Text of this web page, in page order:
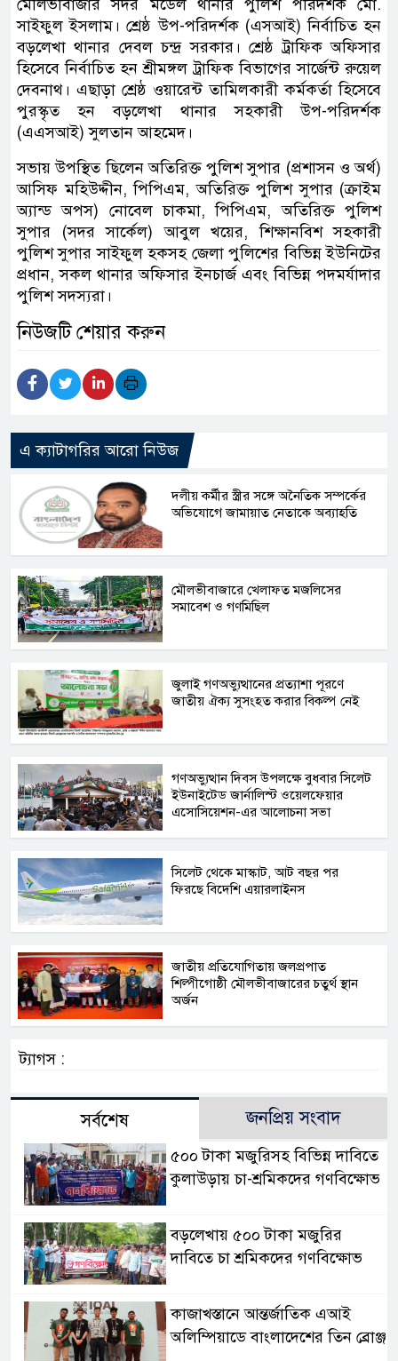
মৌলভীবাজার সদর মডেল থানার পুলিশ পরিদর্শক মো.
সাইফুল ইসলাম। শ্রেষ্ঠ উপ-পরিদর্শক (এসআই) নির্বাচিত হন
বড়লেখা থানার দেবল চন্দ্র সরকার। শ্রেষ্ঠ ট্রাফিক অফিসার
হিসেবে নির্বাচিত হন শ্রীমঙ্গল ট্রাফিক বিভাগের সার্জেন্ট রুয়েল
দেবনাথ। এছাড়া শ্রেষ্ঠ ওয়ারেন্ট তামিলকারী কর্মকর্তা হিসেবে
পুরস্কৃত হন বড়লেখা থানার সহকারী উপ-পরিদর্শক
(এএসআই) সুলতান আহমেদ।
সভায় উপস্থিত ছিলেন অতিরিক্ত পুলিশ সুপার (প্রশাসন ও অর্থ)
আসিফ মহিউদ্দীন, পিপিএম, অতিরিক্ত পুলিশ সুপার (ক্রাইম
অ্যান্ড অপস) নোবেল চাকমা, পিপিএম, অতিরিক্ত পুলিশ
সুপার (সদর সার্কেল) আবুল খয়ের, শিক্ষানবিশ সহকারী
পুলিশ সুপার সাইফুল হকসহ জেলা পুলিশের বিভিন্ন ইউনিটের
প্রধান, সকল থানার অফিসার ইনচার্জ এবং বিভিন্ন পদমর্যাদার
পুলিশ সদস্যরা।
নিউজটি শেয়ার করুন
এ ক্যাটাগরির আরো নিউজ
দলীয় কর্মীর স্ত্রীর সঙ্গে অনৈতিক সম্পর্কের
অভিযোগে জামায়াত নেতাকে অব্যাহতি
মৌলভীবাজারে খেলাফত মজলিসের
সমাবেশ ও গণমিছিল
জুলাই গণঅভ্যুত্থানের প্রত্যাশা পূরণে
জাতীয় ঐক্য সুসংহত করার বিকল্প নেই
গণঅভ্যুত্থান দিবস উপলক্ষে বুধবার সিলেট
ইউনাইটেড জার্নালিস্ট ওয়েলফেয়ার
এসোসিয়েশন-এর আলোচনা সভা
সিলেট থেকে মাস্কাট, আট বছর পর
ফিরছে বিদেশি এয়ারলাইনস
জাতীয় প্রতিযোগিতায় জলপ্রপাত
শিল্পীগোষ্ঠী মৌলভীবাজারের চতুর্থ স্থান
অর্জন
ট্যাগস :
সর্বশেষ জনপ্রিয় সংবাদ
৫০০ টাকা মজুরিসহ বিভিন্ন দাবিতে
কুলাউড়ায় চা-শ্রমিকদের গণবিক্ষোভ
বড়লেখায় ৫০০ টাকা মজুরির
দাবিতে চা শ্রমিকদের গণবিক্ষোভ
কাজাখস্তানে আন্তর্জাতিক এআই
অলিম্পিয়াডে বাংলাদেশের তিন ব্রোঞ্জ